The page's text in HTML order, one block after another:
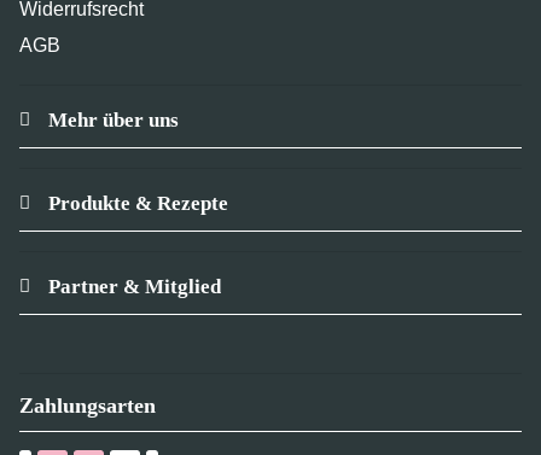
Widerrufsrecht
AGB
Mehr über uns
Produkte & Rezepte
Partner & Mitglied
Zahlungsarten